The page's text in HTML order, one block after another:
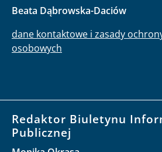
Beata Dąbrowska-Daciów
dane kontaktowe i zasady
osobowych
Redaktor Biuletynu
Publicznej